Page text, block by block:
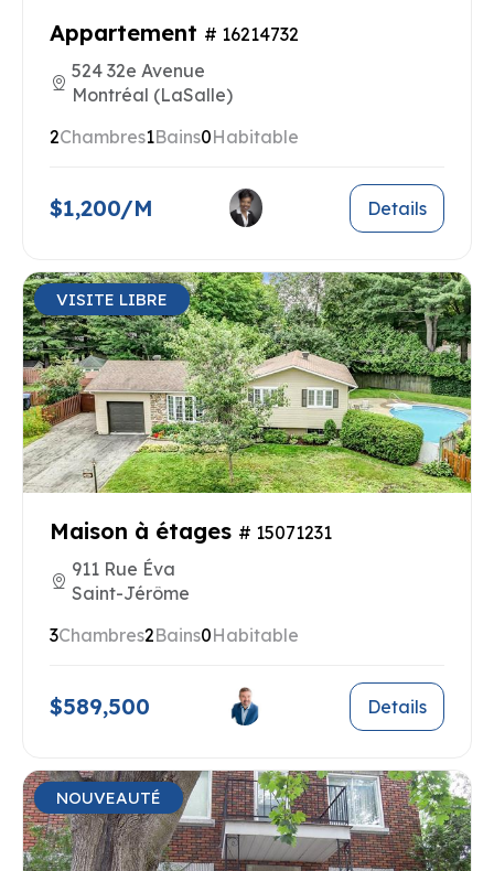
Appartement # 16214732
524 32e Avenue
Montréal (LaSalle)
2Chambres1Bains0Habitable
$1,200/M Details
VISITE LIBRE
Maison à étages # 15071231
911 Rue Éva
Saint-Jérôme
3Chambres2Bains0Habitable
$589,500 Details
NOUVEAUTÉ